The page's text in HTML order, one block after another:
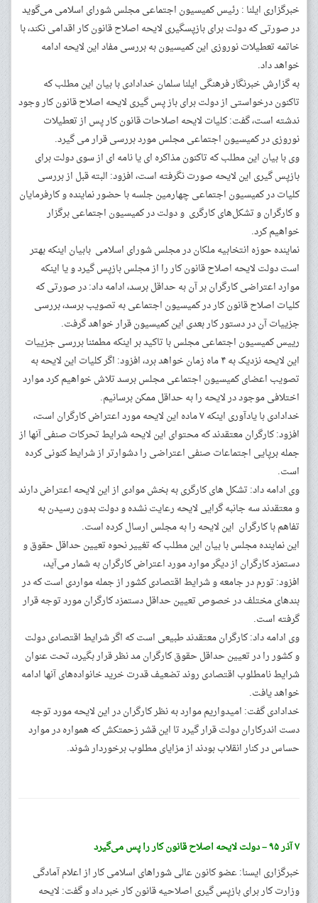
خبرگزاری ایلنا : رئیس کمیسیون اجتماعی مجلس شورای اسلامی می‌گوید
در صورتی که دولت برای بازپسگیری لایحه اصلاح قانون کار اقدامی نکند، با
خاتمه تعطیلات نوروزی این کمیسیون به بررسی مفاد این لایحه ادامه
خواهد داد.
به گزارش خبرنگار فرهنگی ایلنا سلمان خدادادی با بیان این مطلب که
تاکنون درخواستی از دولت برای باز پس گیری لایحه اصلاح قانون کار وجود
ندشته است، گفت: کلیات لایحه اصلاحات قانون کار پس از تعطیلات
نوروزی در کمیسیون اجتماعی مجلس مورد بررسی قرار می گیرد.
وی با بیان این مطلب که تاکنون مذاکره ای یا نامه ای از سوی دولت برای
بازپس گیری این لایحه صورت نگرفته است، افزود: البته قبل از بررسی
کلیات در کمیسیون اجتماعی چهارمین جلسه با حضور نماینده و کارفرمایان
و کارگران و تشکل‌های کارگری و دولت در کمیسیون اجتماعی برگزار
خواهیم کرد.
نماینده حوزه انتخابیه ملکان در مجلس شورای اسلامی بابیان اینکه بهتر
است دولت لایحه اصلاح قانون کار را از مجلس بازپس گیرد و یا اینکه
موارد اعتراضی کارگران بر آن به حداقل برسد، ادامه داد: در صورتی که
کلیات اصلاح قانون کار در کمیسیون اجتماعی به تصویب برسد، بررسی
جزییات آن در دستور کار بعدی این کمیسیون قرار خواهد گرفت.
رییس کمیسیون اجتماعی مجلس با تاکید بر اینکه مطمئنا بررسی جزییات
این لایحه نزدیک به ۴ ماه زمان خواهد برد، افزود: اگر کلیات این لایحه به
تصویب اعضای کمیسیون اجتماعی مجلس برسد تلاش خواهیم کرد موارد
اختلافی موجود در لایحه را به حداقل ممکن برسانیم.
خدادادی با یادآوری اینکه ۷ ماده این لایحه مورد اعتراض کارگران است،
افزود: کارگران معتقدند که محتوای این لایحه شرایط تحرکات صنفی آنها از
جمله برپایی اجتماعات صنفی اعتراضی را دشوارتر از شرایط کنونی کرده
است.
وی ادامه داد: تشکل های کارگری به بخش موادی از این لایحه اعتراض دارند
و معتقدند سه جانبه گرایی لایحه رعایت نشده و دولت بدون رسیدن به
تفاهم با کارگران این لایحه را به مجلس ارسال کرده است.
این نماینده مجلس با بیان این مطلب که تغییر نحوه تعیین حداقل حقوق و
دستمزد کارگران از دیگر موارد مورد اعتراض کارگران به شمار می‌آید،
افزود: تورم در جامعه و شرایط اقتصادی کشور از جمله مواردی است که در
بندهای مختلف در خصوص تعیین حداقل دستمزد کارگران مورد توجه قرار
گرفته است.
وی ادامه داد: کارگران معتقدند طبیعی است که اگر شرایط اقتصادی دولت
و کشور را در تعیین حداقل حقوق کارگران مد نظر قرار بگیرد، تحت عنوان
شرایط نامطلوب اقتصادی روند تضعیف قدرت خرید خانواده‌های آنها ادامه
خواهد یافت.
خدادادی گفت: امیدواریم موارد به نظر کارگران در این لایحه مورد توجه
دست اندرکاران دولت قرار گیرد تا این قشر زحمتکش که همواره در موارد
حساس در کنار انقلاب بودند از مزایای مطلوب برخوردار شوند.
۷ آذر ۹۵ – دولت لایحه اصلاح قانون کار را پس می‌گیرد
خبرگزاری ایسنا: عضو کانون عالی شوراهای اسلامی کار از اعلام آمادگی
وزارت کار برای بازپس‌ گیری اصلاحیه قانون کار خبر داد و گفت:‌ لایحه